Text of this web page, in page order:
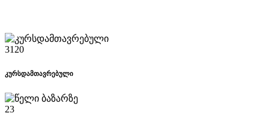
3120
კურსდამთავრებული
23